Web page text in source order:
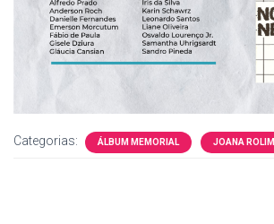
Categorias: ÁLBUM MEMORIAL JOANA ROLIM